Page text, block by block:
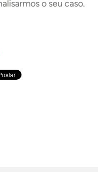
o seu caso.